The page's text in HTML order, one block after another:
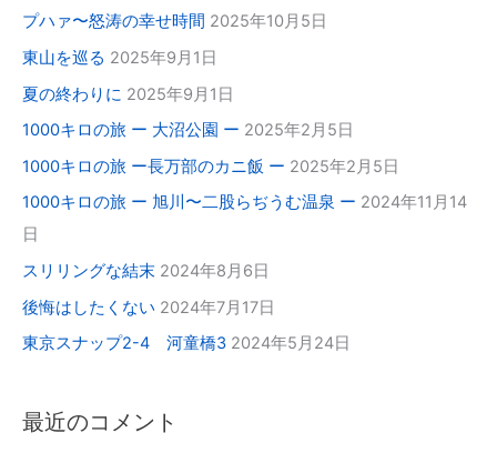
プハァ〜怒涛の幸せ時間 2025年10月5日
東山を巡る 2025年9月1日
夏の終わりに 2025年9月1日
1000キロの旅 ー 大沼公園 ー 2025年2月5日
1000キロの旅 ー長万部のカニ飯 ー 2025年2月5日
1000キロの旅 ー 旭川〜二股らぢうむ温泉 ー 2024年11月14
日
スリリングな結末 2024年8月6日
後悔はしたくない 2024年7月17日
東京スナップ2-4 河童橋3 2024年5月24日
最近のコメント